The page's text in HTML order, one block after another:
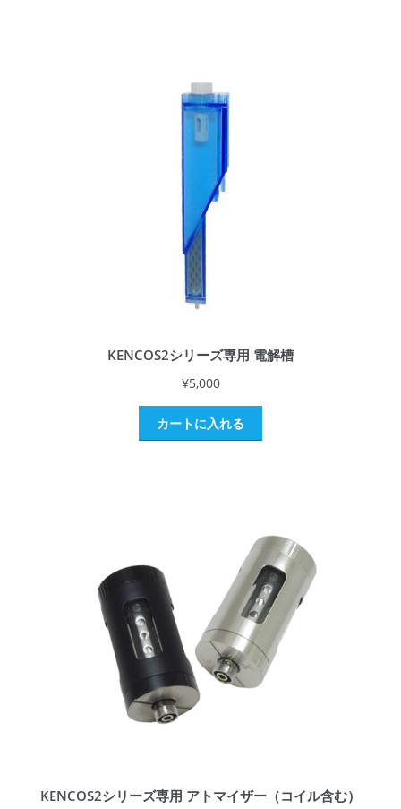
KENCOS2シリーズ専用 電解槽
¥5,000
カートに入れる
KENCOS2シリーズ専用 アトマイザー（コイル含む）